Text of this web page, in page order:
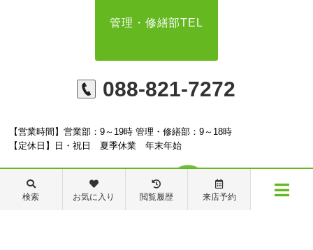
管理・修繕部TEL
088-821-7272
【営業時間】営業部：9～19時 管理・修繕部：9～18時
【定休日】日・祝日 夏季休業 年末年始
検索 お気に入り 閲覧履歴 来店予約